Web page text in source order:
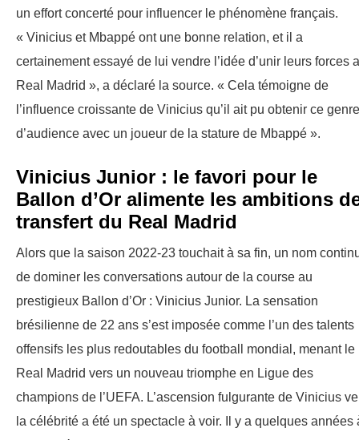
un effort concerté pour influencer le phénomène français.
« Vinicius et Mbappé ont une bonne relation, et il a
certainement essayé de lui vendre l’idée d’unir leurs forces
Real Madrid », a déclaré la source. « Cela témoigne de
l’influence croissante de Vinicius qu’il ait pu obtenir ce genre
d’audience avec un joueur de la stature de Mbappé ».
Vinicius Junior : le favori pour le
Ballon d’Or alimente les ambitions
transfert du Real Madrid
Alors que la saison 2022-23 touchait à sa fin, un nom
de dominer les conversations autour de la course au
prestigieux Ballon d’Or : Vinicius Junior. La sensation
brésilienne de 22 ans s’est imposée comme l’un des talents
offensifs les plus redoutables du football mondial, menant le
Real Madrid vers un nouveau triomphe en Ligue des
champions de l’UEFA. L’ascension fulgurante de Vinicius
la célébrité a été un spectacle à voir. Il y a quelques années